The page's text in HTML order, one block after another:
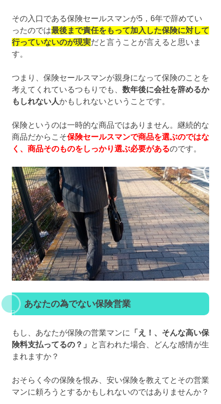
その入口である保険セールスマンが5，6年で辞めてい
ったのでは最後まで責任をもって加入した保険に対して
行っていないのが現実だと言うことが言えると思いま
す。
つまり、保険セールスマンが親身になって保険のことを
考えてくれているつもりでも、 数年後に会社を辞めるか
もしれない人かもしれないということです。
保険というのは一時的な商品ではありません。継続的な
商品だからこそ保険セールスマンで商品を選ぶのではな
く、商品そのものをしっかり選ぶ必要があるのです。
あなたの為でない保険営業
もし、あなたが保険の営業マンに
「え！、そんな高い保
険料支払ってるの？」
と言われた場合、どんな感情が生
まれますか？
おそらく今の保険を恨み、安い保険を教えてとその営業
マンに頼ろうとするかもしれないのではありませんか？